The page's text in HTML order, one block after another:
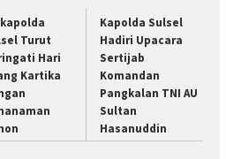
Turut
Hari
Kartika
Kapolda Sulsel
Hadiri Upacara
Sertijab
Komandan
Pangkalan TNI AU
Sultan
Hasanuddin